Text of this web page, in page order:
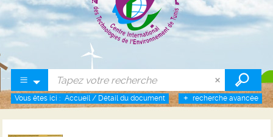
recherche avancée
Vous êtes ici : Accueil / Détail du document